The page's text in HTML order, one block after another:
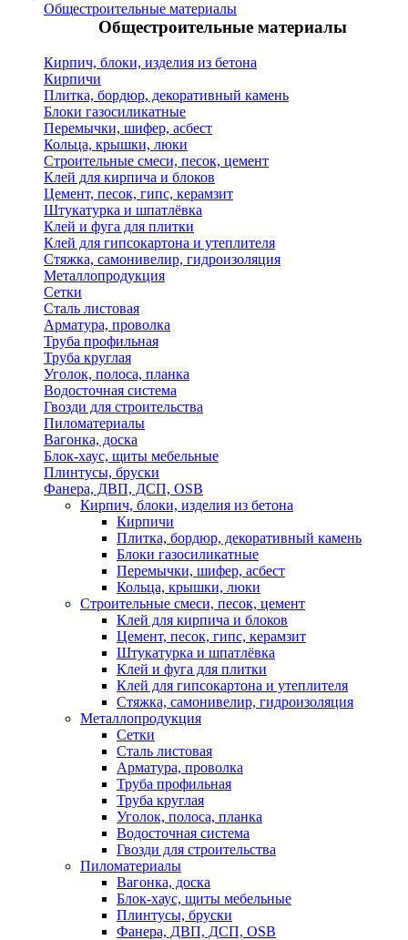
Общестроительные материалы
Общестроительные материалы
Кирпич, блоки, изделия из бетона
Кирпичи
Плитка, бордюр, декоративный камень
Блоки газосиликатные
Перемычки, шифер, асбест
Кольца, крышки, люки
Строительные смеси, песок, цемент
Клей для кирпича и блоков
Цемент, песок, гипс, керамзит
Штукатурка и шпатлёвка
Клей и фуга для плитки
Клей для гипсокартона и утеплителя
Стяжка, самонивелир, гидроизоляция
Металлопродукция
Сетки
Сталь листовая
Арматура, проволка
Труба профильная
Труба круглая
Уголок, полоса, планка
Водосточная система
Гвозди для строительства
Пиломатериалы
Вагонка, доска
Блок-хаус, щиты мебельные
Плинтусы, бруски
Фанера, ДВП, ДСП, OSB
Кирпич, блоки, изделия из бетона
Кирпичи
Плитка, бордюр, декоративный камень
Блоки газосиликатные
Перемычки, шифер, асбест
Кольца, крышки, люки
Строительные смеси, песок, цемент
Клей для кирпича и блоков
Цемент, песок, гипс, керамзит
Штукатурка и шпатлёвка
Клей и фуга для плитки
Клей для гипсокартона и утеплителя
Стяжка, самонивелир, гидроизоляция
Металлопродукция
Сетки
Сталь листовая
Арматура, проволка
Труба профильная
Труба круглая
Уголок, полоса, планка
Водосточная система
Гвозди для строительства
Пиломатериалы
Вагонка, доска
Блок-хаус, щиты мебельные
Плинтусы, бруски
Фанера, ДВП, ДСП, OSB